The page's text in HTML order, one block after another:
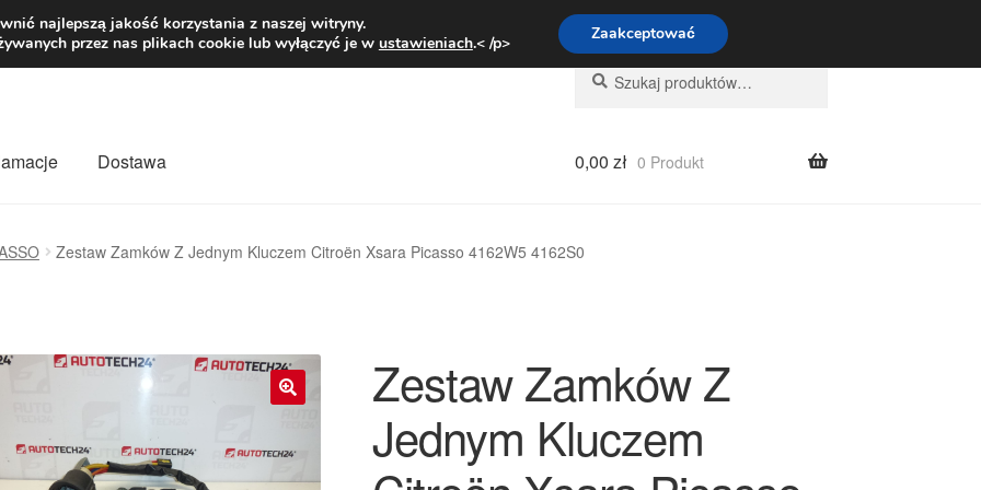
zł Pn.-pt. 9:00-16:00800 003 167
Szukaj:
Szukaj
Dostawa 0,00 zł 0 Produkt
Zestaw Zamków Z Jednym Kluczem Citroën Xsara Picasso 4162W5 4162S0
Zestaw Zamków Z
Jednym Kluczem
najlepszą jakość korzystania z naszej witryny.
przez nas plikach cookie lub wyłączyć je w ustawieniach.< /p> Zaakceptować